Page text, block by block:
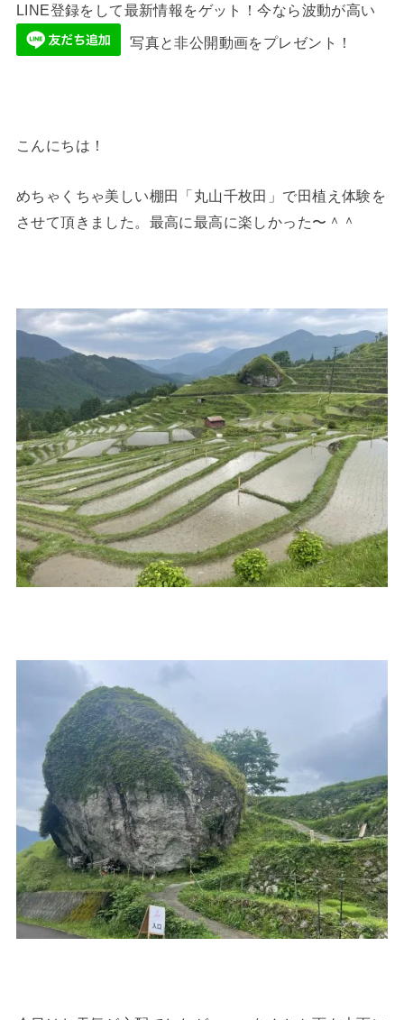
LINE登録をして最新情報をゲット！今なら波動が高い
写真と非公開動画をプレゼント！
こんにちは！
めちゃくちゃ美しい棚田「丸山千枚田」で田植え体験を
させて頂きました。最高に最高に楽しかった〜＾＾